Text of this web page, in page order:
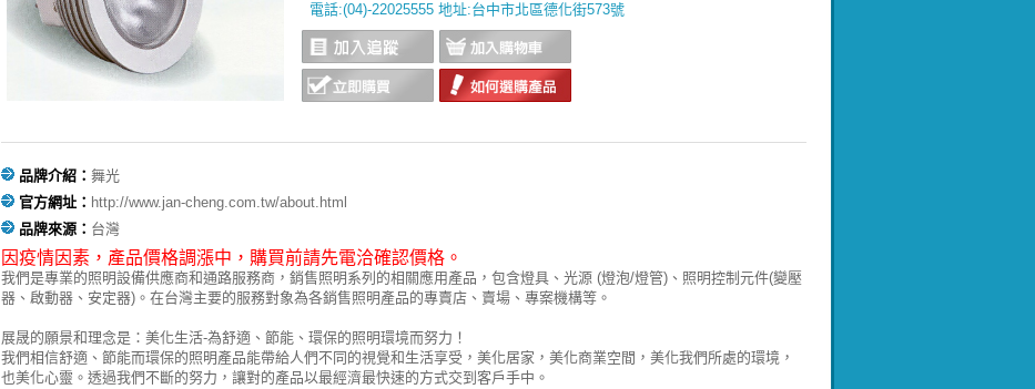
電話:(04)-22025555 地址:台中市北區德化街573號
品牌介紹： 舞光
官方網址： http://www.jan-cheng.com.tw/about.html
品牌來源： 台灣
因疫情因素， 產品價格調漲中，購買前請先電洽確認價格。
我們是專業的照明設備供應商和通路服務商，銷售照明系列的相關應用產品，包含燈具、光源 (燈泡/燈管)、照明控制元件(變壓
器、啟動器、安定器)。在台灣主要的服務對象為各銷售照明產品的專賣店、賣場、專案機構等。
展晟的願景和理念是：美化生活-為舒適、節能、環保的照明環境而努力！
我們相信舒適、節能而環保的照明產品能帶給人們不同的視覺和生活享受，美化居家，美化商業空間，美化我們所處的環境，
也美化心靈。透過我們不斷的努力，讓對的產品以最經濟最快速的方式交到客戶手中。